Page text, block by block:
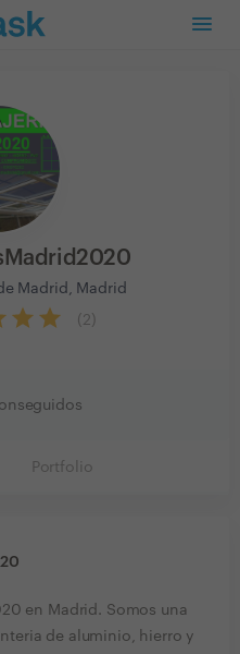
Madrid, Madrid
2
Portfolio
en Madrid. Somos una
de aluminio, hierro y